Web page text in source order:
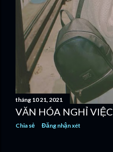
tháng 10 21, 2021
VĂN HÓA NGHỈ VIỆC
Chia sẻ Đăng nhận xét